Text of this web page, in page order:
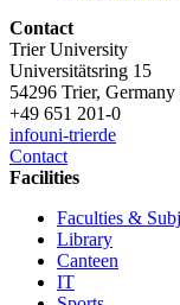
Contact
Trier University
Universitätsring 15
54296 Trier, Germany
+49 651 201-0
infouni-trierde
Contact
Facilities
Faculties &
Library
Canteen
IT